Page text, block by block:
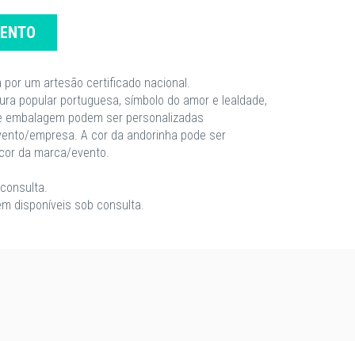
por um artesão certificado nacional.
popular portuguesa, símbolo do amor e lealdade,
embalagem podem ser personalizadas
empresa. A cor da andorinha pode ser
da marca/evento.
disponíveis sob consulta.